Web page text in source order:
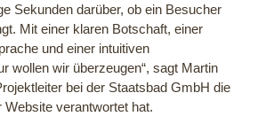
Sekunden darüber, ob ein Besucher
Mit einer klaren Botschaft, einer
und einer intuitiven
wollen wir überzeugen“, sagt Martin
bei der Staatsbad GmbH die
Website verantwortet hat.